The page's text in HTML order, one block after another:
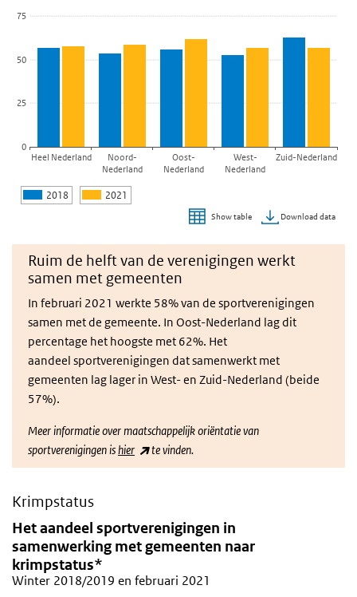
2018 2021
0
25
50
75
Heel Nederland
Noord-
Nederland
Oost-
Nederland
West-
Nederland
Zuid-Nederland
Show table Download data
Ruim de helft van de verenigingen werkt
samen met gemeenten
In februari 2021 werkte 58% van de sportverenigingen
samen met de gemeente. In Oost-Nederland lag dit
percentage het hoogste met 62%. Het
aandeel sportverenigingen dat samenwerkt met
gemeenten lag lager in West- en Zuid-Nederland (beide
57%).
Meer informatie overmaatschappelijk oriëntatievan
sportverenigingen ishier (link is external)
te vinden.
Krimpstatus
Skip chart 'Het aandeel sportverenigingen in samenwerking
Het aandeel sportverenigingen in samenwerking
Bar chart with 2 data series.
Winter 2018/2019 en februari 2021
View as data table, Het aandeel sportverenigingen in
Het aandeel sportverenigingen in
samenwerking met gemeenten naar
krimpstatus*
Winter 2018/2019 en februari 2021